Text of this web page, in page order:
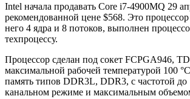
Intel начала продавать Core i7-4900MQ 29
рекомендованной цене $568. Это процессор
него 4 ядра и 8 потоков, выполнен
техпроцессу.
Процессор сделан под сокет FCPGA946,
максимальной рабочей температурой 100
память типов DDR3L, DDR3, с частотой
канальном режиме и максимальным